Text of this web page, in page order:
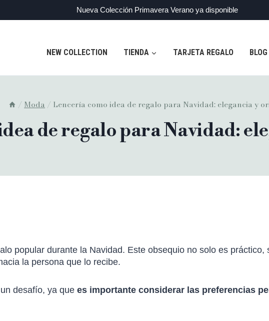
Nueva Colección Primavera Verano ya disponible
NEW COLLECTION TIENDA TARJETA REGALO BLOG
/Moda / Lencería como idea de regalo para Navidad: elegancia y
de regalo para Navidad:
popular durante la Navidad. Este obsequio no solo es práctico,
la persona que lo recibe.
desafío, ya que es importante considerar las preferencias